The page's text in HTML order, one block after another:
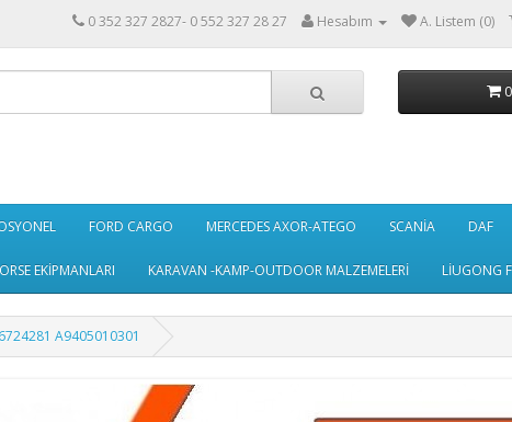
0 352 327 2827- 0 552 327 28 27 Hesabım A. Listem (0)
FORD CARGO MERCEDES AXOR-ATEGO SCANİA DAF
EKİPMANLARI KARAVAN -KAMP-OUTDOOR MALZEMELERİ LİUGONG
A9405010301